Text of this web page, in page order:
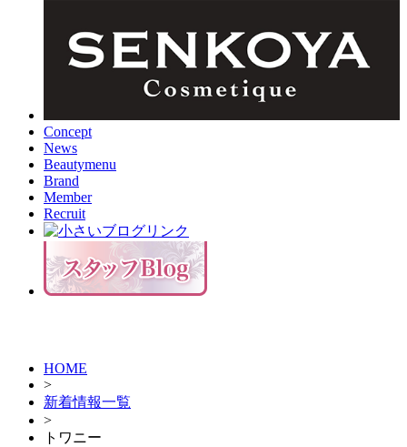
Concept
News
Beautymenu
Brand
Member
Recruit
HOME
>
新着情報一覧
>
トワニー